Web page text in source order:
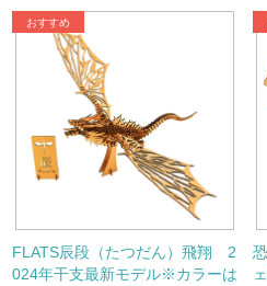
FLATS辰段（たつだん）飛翔 2
024年干支最新モデル※カラーは